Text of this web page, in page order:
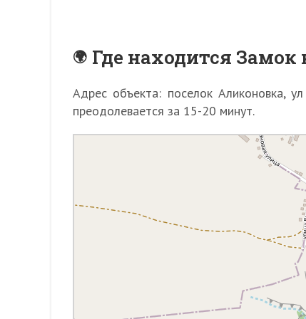
Где находится Замок
Адрес объекта: поселок Аликоновка,
преодолевается за 15-20 минут.